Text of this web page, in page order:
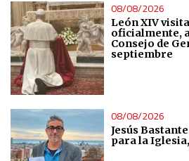
08/08/2026
León XIV
oficialmente,
Consejo de
septiembre
08/08/2026
Jesús
para la